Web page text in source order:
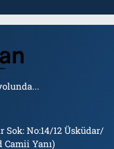
No:14/12 Üsküdar/
Yanı)